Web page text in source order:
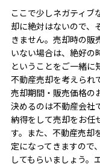
ここで少しネガティブ
却に絶対はないので、
きません。売却時の販
いない場合は、絶好の
ということをご一緒に
不動産売却を考えられ
売却期間・販売価格の
決めるのは不動産会社
納得をして売却をお任
す。また、不動産売却
定になってきますので
してもらいましょう。